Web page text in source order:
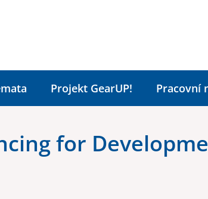
Projekt GearUP! Pracovní
for